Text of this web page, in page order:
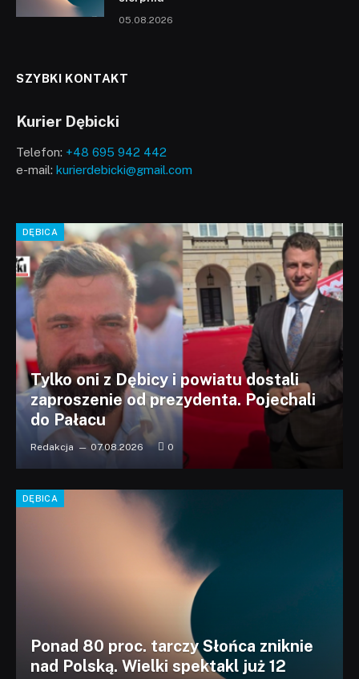
05.08.2026
SZYBKI KONTAKT
Kurier Dębicki
Telefon: +48 695 942 442
e-mail: kurierdebicki@gmail.com
DĘBICA
Tylko oni z Dębicy i powiatu dostali
zaproszenie od prezydenta. Pojechali
do Pałacu
Redakcja 07.08.2026 0
DĘBICA
Ponad 80 proc. tarczy Słońca zniknie
nad Polską. Wielki spektakl już 12